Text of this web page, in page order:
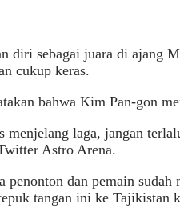
diri sebagai juara di ajang
cukup keras.
bahwa Kim Pan-gon
menjelang laga, jangan
Astro Arena.
penonton dan pemain
tangan ini ke Tajikistan